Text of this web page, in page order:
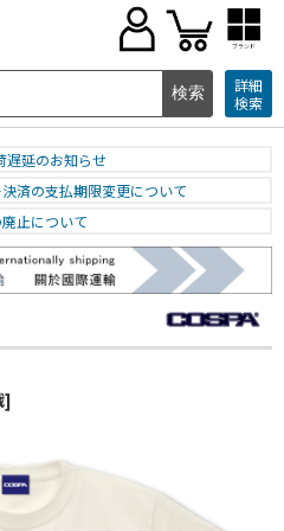
ブランド
詳細
検索
遅延のお知らせ
済の支払期限変更について
止について
]